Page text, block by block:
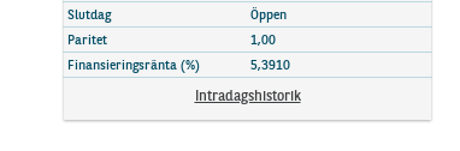
Slutdag
Öppen
Paritet
1,00
Finansieringsränta (%)
5,3910
Intradagshistorik